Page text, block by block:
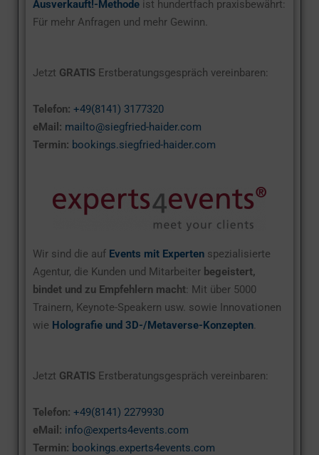
Ausverkauft!-Methode ist hundertfach praxisbewährt:
Für mehr Anfragen und mehr Gewinn.
Jetzt GRATIS Erstberatungsgespräch vereinbaren:
Telefon: +49(8141) 3177320
eMail: mailto@siegfried-haider.com
Termin: bookings.siegfried-haider.com
Wir sind die auf Events mit Experten spezialisierte
Agentur, die Kunden und Mitarbeiter begeistert,
bindet und zu Empfehlern macht: Mit über 5000
Trainern, Keynote-Speakern usw. sowie Innovationen
wie Holografie und 3D-/Metaverse-Konzepten
Jetzt GRATIS Erstberatungsgespräch vereinbaren:
Telefon: +49(8141) 2279930
eMail: info@experts4events.com
Termin: bookings.experts4events.com